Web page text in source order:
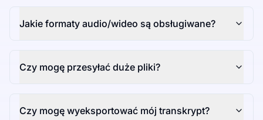
Jakie formaty audio/wideo są obsługiwane?
Czy mogę przesyłać duże pliki?
Czy mogę wyeksportować mój transkrypt?